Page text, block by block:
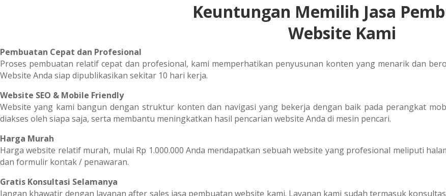
Keuntungan Memilih Jasa
Website Kami
Pembuatan Cepat dan Profesional
Proses pembuatan relatif cepat dan profesional, kami memperhatikan penyusunan konten yang menarik dan
Website Anda siap dipublikasikan sekitar 10 hari kerja.
Website SEO & Mobile Friendly
Website yang kami bangun dengan struktur konten dan navigasi yang bekerja dengan baik pada perangkat
diakses oleh siapa saja, serta membantu meningkatkan hasil pencarian website Anda di mesin pencari.
Harga Murah
Harga website relatif murah, mulai Rp 1.000.000 Anda mendapatkan sebuah website yang profesional meliputi
dan formulir kontak / penawaran.
Gratis Konsultasi Selamanya
Jangan khawatir dengan layanan after sales jasa pembuatan website kami. Layanan kami sudah termasuk